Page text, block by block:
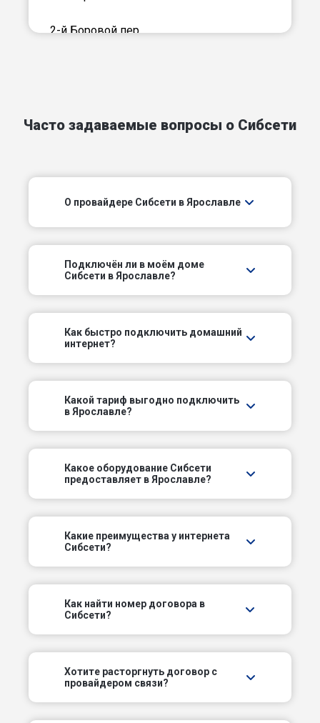
2-й Боровой пер
2-й Норский пер
2-й Софьи Ковалевской пер
2-й Тверицкий пер
2-й Тормозной пер
3-й Боровой пер
3-й Норский пер
3-й Парковый проезд
3-й Суздальский пер
3-й Ямской проезд
4-й Боровой пер
Часто задаваемые вопросы о Сибсети
О провайдере Сибсети в Ярославле
Подключëн ли в моём доме
Сибсети в Ярославле?
Как быстро подключить домашний
интернет?
Какой тариф выгодно подключить
в Ярославле?
Какое оборудование Сибсети
предоставляет в Ярославле?
Какие преимущества у интернета
Сибсети?
Как найти номер договора в
Сибсети?
Хотите расторгнуть договор с
провайдером связи?